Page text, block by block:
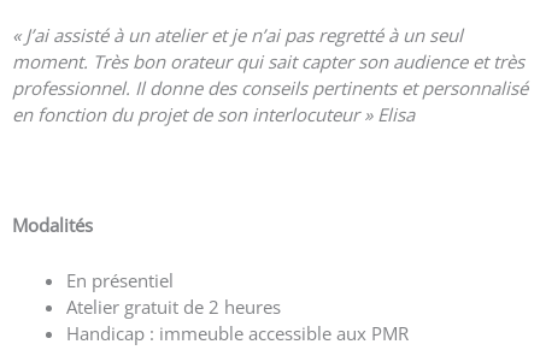
« J’ai assisté à un atelier et je n’ai pas regretté à un seul
moment. Très bon orateur qui sait capter son audience et très
professionnel. Il donne des conseils pertinents et personnalisé
en fonction du projet de son interlocuteur » Elisa
Modalités
En présentiel
Atelier gratuit de 2 heures
Handicap : immeuble accessible aux PMR